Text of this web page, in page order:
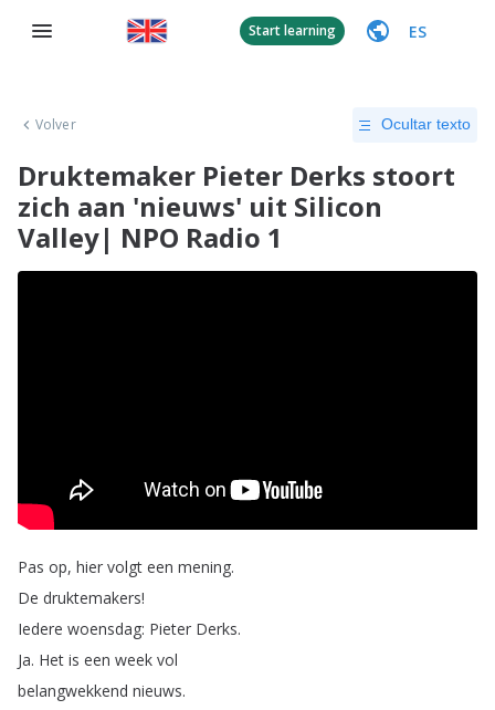
Start learning ES
Volver Ocultar texto
Druktemaker Pieter Derks stoort
zich aan 'nieuws' uit Silicon
Valley| NPO Radio 1
Pas op, hier volgt een mening.
De druktemakers!
Iedere woensdag: Pieter Derks.
Ja. Het is een week vol
belangwekkend nieuws.